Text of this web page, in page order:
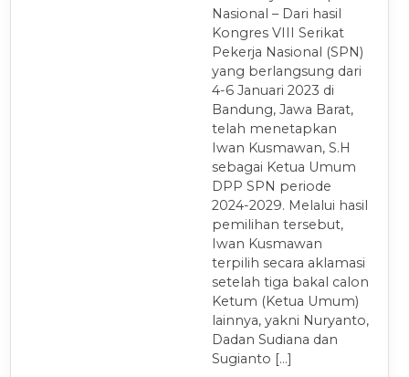
Nasional – Dari hasil
Kongres VIII Serikat
Pekerja Nasional (SPN)
yang berlangsung dari
4-6 Januari 2023 di
Bandung, Jawa Barat,
telah menetapkan
Iwan Kusmawan, S.H
sebagai Ketua Umum
DPP SPN periode
2024-2029. Melalui hasil
pemilihan tersebut,
Iwan Kusmawan
terpilih secara aklamasi
setelah tiga bakal calon
Ketum (Ketua Umum)
lainnya, yakni Nuryanto,
Dadan Sudiana dan
Sugianto […]